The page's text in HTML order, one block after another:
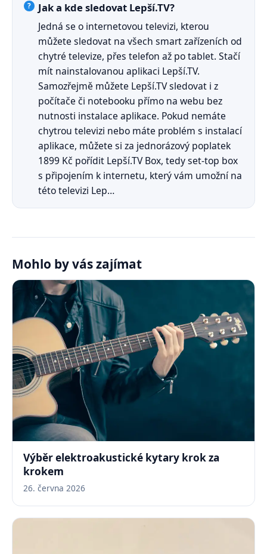
Jak a kde sledovat Lepší.TV?
Jedná se o internetovou televizi, kterou
můžete sledovat na všech smart zařízeních od
chytré televize, přes telefon až po tablet. Stačí
mít nainstalovanou aplikaci Lepší.TV.
Samozřejmě můžete Lepší.TV sledovat i z
počítače či notebooku přímo na webu bez
nutnosti instalace aplikace. Pokud nemáte
chytrou televizi nebo máte problém s instalací
aplikace, můžete si za jednorázový poplatek
1899 Kč pořídit Lepší.TV Box, tedy set-top box
s připojením k internetu, který vám umožní na
této televizi Lep…
Mohlo by vás zajímat
Výběr elektroakustické kytary krok za
krokem
26. června 2026